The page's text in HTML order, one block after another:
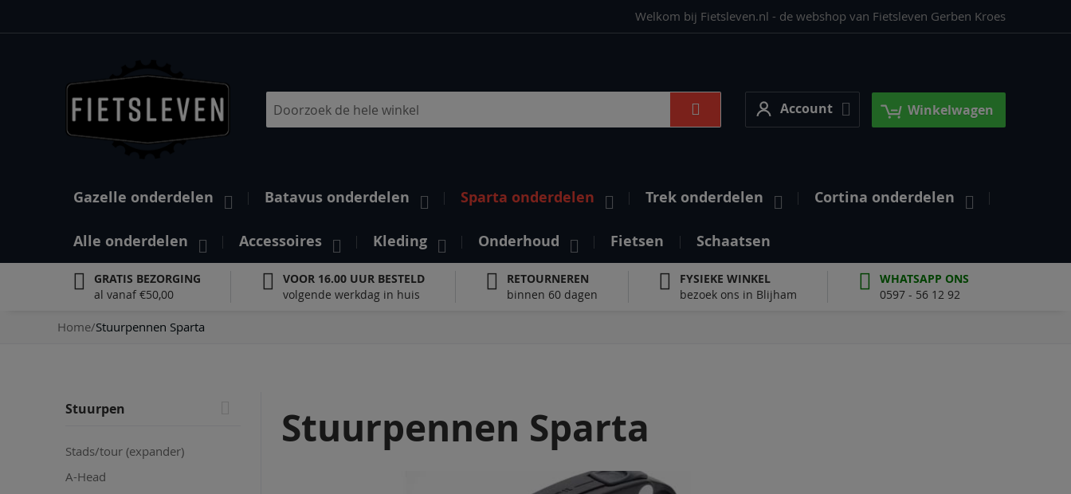
naar
Welkom bij Fietsleven.nl - de webshop van Fietsleven Gerben Kroes
AccountAccount Winkelwagen
Gazelle onderdelen Batavus onderdelen Sparta onderdelen Trek onderdelen Cortina onderdelen
Alle onderdelen Accessoires Kleding Onderhoud Fietsen Schaatsen
GRATIS BEZORGING
al vanaf €50,00
VOOR 16.00 UUR BESTELD
volgende werkdag in huis
RETOURNEREN
binnen 60 dagen
FYSIEKE WINKEL
bezoek ons in Blijham
WHATSAPP ONS
0597 - 56 12 92
Home Stuurpennen Sparta
Skip
to
list
Stuurpen
Stads/tour (expander)
A-Head
Stuurpennen Sparta